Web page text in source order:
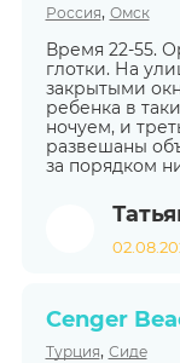
Россия, Омск
Время 22-55.
глотки. На
закрытыми
ребенка в
ночуем, и
развешаны
за порядком
Cenger
Турция, Сиде